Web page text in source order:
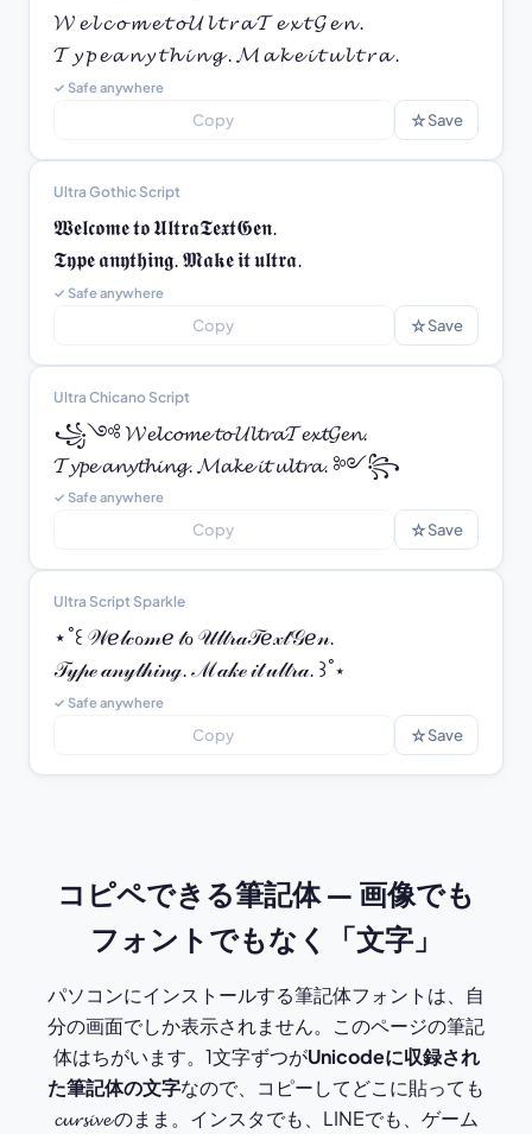
𝓦 𝓮 𝓵 𝓬 𝓸 𝓶 𝓮 𝓽 𝓸 𝓤 𝓵 𝓽 𝓻 𝓪 𝓣 𝓮 𝔁 𝓽 𝓖 𝓮 𝓷 .
𝓣 𝔂 𝓹 𝓮 𝓪 𝓷 𝔂 𝓽 𝓱 𝓲 𝓷 𝓰 . 𝓜 𝓪 𝓴 𝓮 𝓲 𝓽 𝓾 𝓵 𝓽 𝓻 𝓪 .
✓ Safe anywhere
Copy ☆Save
Ultra Gothic Script
𝖂𝖊𝖑𝖈𝖔𝖒𝖊 𝖙𝖔 𝖀𝖑𝖙𝖗𝖆𝕿𝖊𝖝𝖙𝕲𝖊𝖓.
𝕿𝖞𝖕𝖊 𝖆𝖓𝖞𝖙𝖍𝖎𝖓𝖌. 𝕸𝖆𝖐𝖊 𝖎𝖙 𝖚𝖑𝖙𝖗𝖆.
✓ Safe anywhere
Copy ☆Save
Ultra Chicano Script
꧁༺ 𝓦𝓮𝓵𝓬𝓸𝓶𝓮 𝓽𝓸 𝓤𝓵𝓽𝓻𝓪𝓣𝓮𝔁𝓽𝓖𝓮𝓷.
𝓣𝔂𝓹𝓮 𝓪𝓷𝔂𝓽𝓱𝓲𝓷𝓰. 𝓜𝓪𝓴𝓮 𝓲𝓽 𝓾𝓵𝓽𝓻𝓪. ༻꧂
✓ Safe anywhere
Copy ☆Save
Ultra Script Sparkle
⋆˚꒰ 𝒲ℯ𝓁𝒸ℴ𝓂ℯ 𝓉ℴ 𝒰𝓁𝓉𝓇𝒶𝒯ℯ𝓍𝓉𝒢ℯ𝓃.
𝒯𝓎𝓅ℯ 𝒶𝓃𝓎𝓉𝒽𝒾𝓃ℊ. ℳ𝒶𝓀ℯ 𝒾𝓉 𝓊𝓁𝓉𝓇𝒶. ꒱˚⋆
✓ Safe anywhere
Copy ☆Save
コピペできる筆記体 — 画像でも
フォントでもなく「文字」
パソコンにインストールする筆記体フォントは、自
分の画面でしか表示されません。このページの筆記
体はちがいます。1文字ずつがUnicodeに収録され
た筆記体の文字なので、コピーしてどこに貼っても
𝓬𝓾𝓻𝓼𝓲𝓿𝓮 のまま。インスタでも、LINEでも、ゲーム